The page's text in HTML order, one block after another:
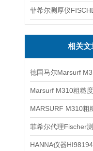
相关文
Marsurf M310粗糙
HANNA仪器